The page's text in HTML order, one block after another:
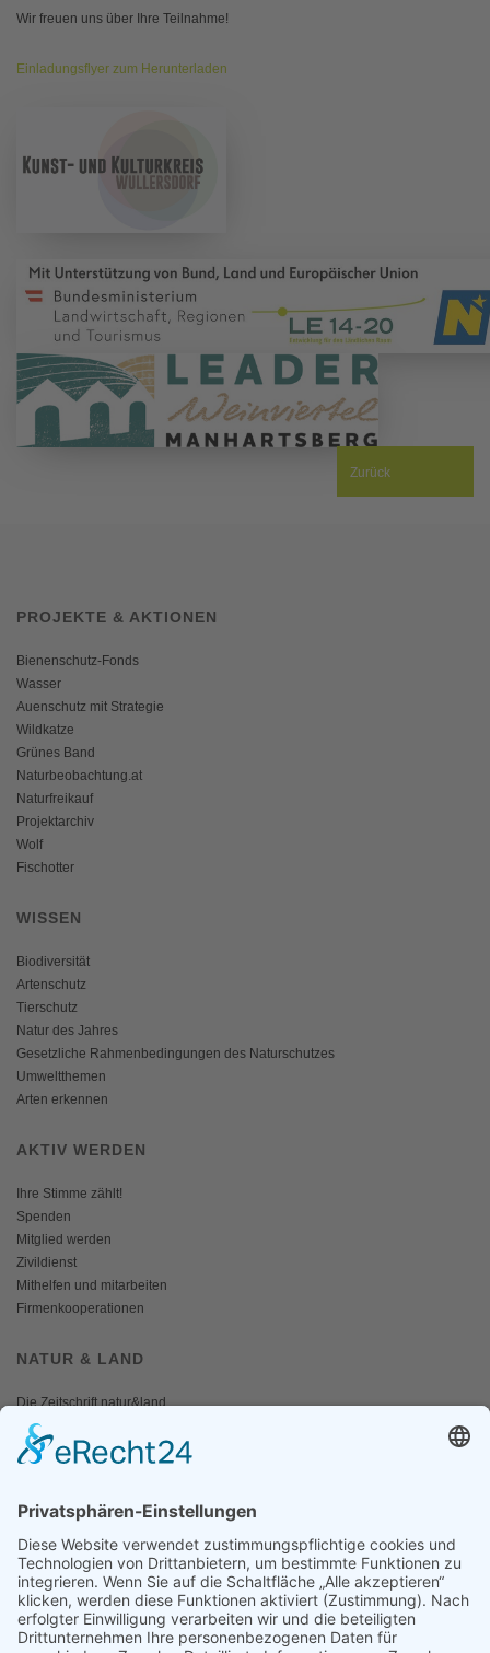
Wir freuen uns über Ihre Teilnahme!
Einladungsflyer zum Herunterladen
Zurück
PROJEKTE & AKTIONEN
Bienenschutz-Fonds
Wasser
Auenschutz mit Strategie
Wildkatze
Grünes Band
Naturbeobachtung.at
Naturfreikauf
Projektarchiv
Wolf
Fischotter
WISSEN
Biodiversität
Artenschutz
Tierschutz
Natur des Jahres
Gesetzliche Rahmenbedingungen des Naturschutzes
Umweltthemen
Arten erkennen
AKTIV WERDEN
Ihre Stimme zählt!
Spenden
Mitglied werden
Zivildienst
Mithelfen und mitarbeiten
Firmenkooperationen
NATUR & LAND
Die Zeitschrift natur&land
Archiv
Mediadaten
Fotos und Logos
Presseaussendungen
Presse
Presseinformationen abonnieren